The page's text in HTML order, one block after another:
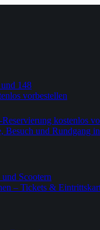
148
vorbestellen
kostenlos
und Rundgang
Scootern
– Tickets &